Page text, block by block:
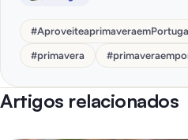
#
#primavera #
Artigos relacionados